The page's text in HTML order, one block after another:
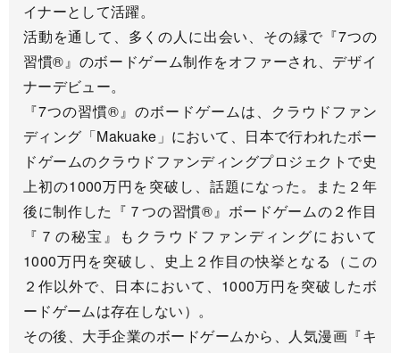
イナーとして活躍。
活動を通して、多くの人に出会い、その縁で『7つの
習慣®』のボードゲーム制作をオファーされ、デザイ
ナーデビュー。
『7つの習慣®』のボードゲームは、クラウドファン
ディング「Makuake」において、日本で行われたボー
ドゲームのクラウドファンディングプロジェクトで史
上初の1000万円を突破し、話題になった。また２年
後に制作した『７つの習慣®』ボードゲームの２作目
『７の秘宝』もクラウドファンディングにおいて
1000万円を突破し、史上２作目の快挙となる（この
２作以外で、日本において、1000万円を突破したボ
ードゲームは存在しない）。
その後、大手企業のボードゲームから、人気漫画『キ